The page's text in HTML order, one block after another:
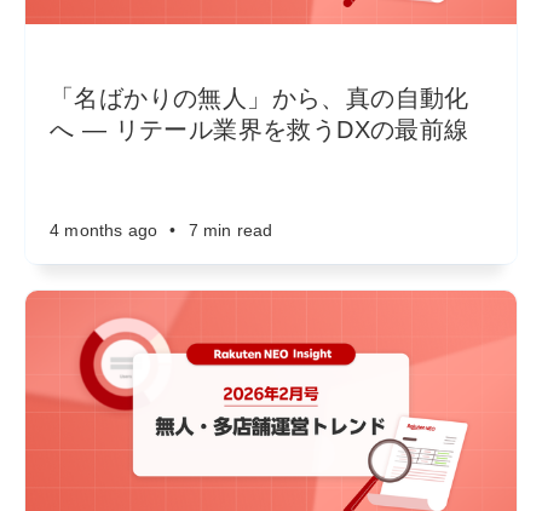
「名ばかりの無人」から、真の自動化
へ ― リテール業界を救うDXの最前線
4 months ago • 7 min read